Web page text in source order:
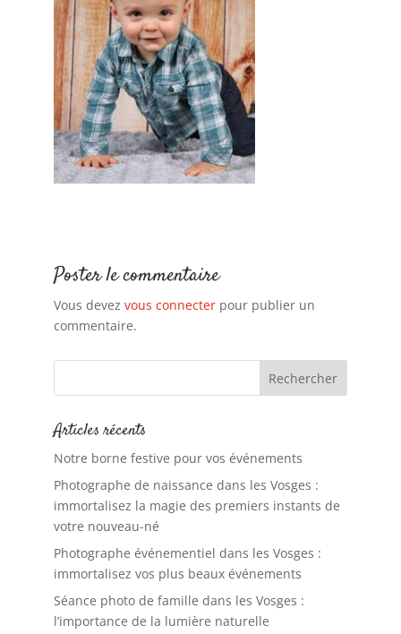
Poster le commentaire
Vous devez vous connecterpour publier un
commentaire.
Articles récents
Notre borne festive pour vos événements
Photographe de naissance dans les Vosges :
immortalisez la magie des premiers instants de
votre nouveau-né
Photographe événementiel dans les Vosges :
immortalisez vos plus beaux événements
Séance photo de famille dans les Vosges :
l’importance de la lumière naturelle